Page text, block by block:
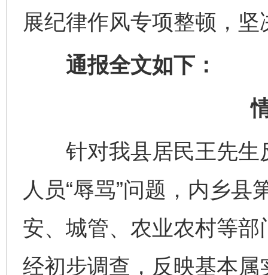
展纪律作风专项整顿，
通报全文如下：
针对我县居民王先生
人员“辱骂”问题，内乡
安、城管、农业农村等
经初步调查，反映基本